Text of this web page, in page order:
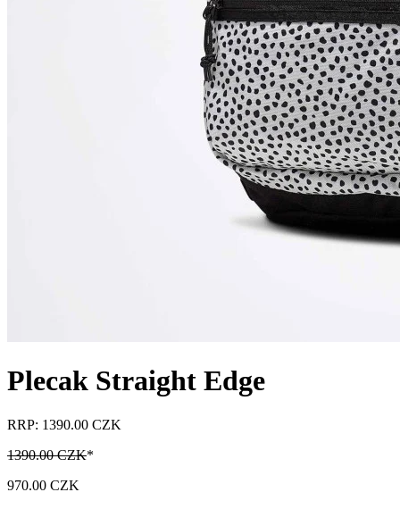
Plecak Straight Edge
RRP: 1390.00 CZK
1390.00 CZK*
970.00 CZK